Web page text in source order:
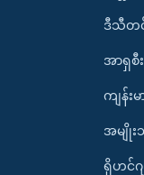
ဒီသီတင်
အာရှစီး
ကျန်းမ
အမျိုး
ရိုဟင်ဂ